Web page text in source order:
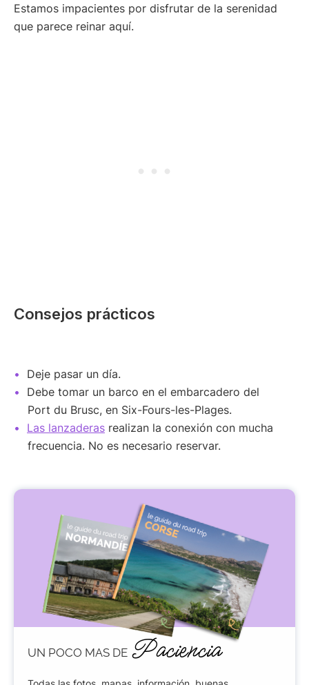
Estamos impacientes por disfrutar de la serenidad
que parece reinar aquí.
Consejos prácticos
Deje pasar un día.
Debe tomar un barco en el embarcadero del
Port du Brusc, en Six-Fours-les-Plages.
Las lanzaderas realizan la conexión con mucha
frecuencia. No es necesario reservar.
UN POCO MAS DE Paciencia